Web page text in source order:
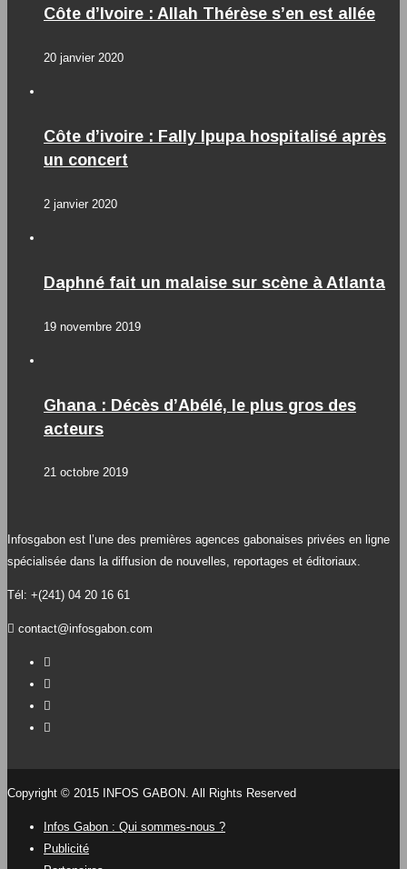
Côte d’Ivoire : Allah Thérèse s’en est allée
20 janvier 2020
Côte d’ivoire : Fally Ipupa hospitalisé après
un concert
2 janvier 2020
Daphné fait un malaise sur scène à Atlanta
19 novembre 2019
Ghana : Décès d’Abélé, le plus gros des
acteurs
21 octobre 2019
Infosgabon est l’une des premières agences gabonaises privées en ligne
spécialisée dans la diffusion de nouvelles, reportages et éditoriaux.
Tél: +(241) 04 20 16 61
contact@infosgabon.com
Copyright © 2015 INFOS GABON. All Rights Reserved
Infos Gabon : Qui sommes-nous ?
Publicité